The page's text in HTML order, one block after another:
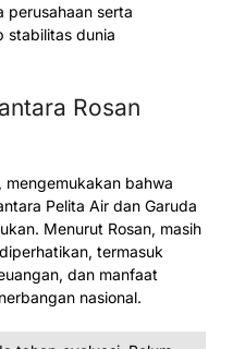
perusahaan serta
stabilitas dunia
Rosan
mengemukakan bahwa
Pelita Air dan Garuda
Menurut Rosan, masih
termasuk
dan manfaat
nasional.